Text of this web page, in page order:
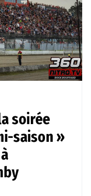
soirée
saison »